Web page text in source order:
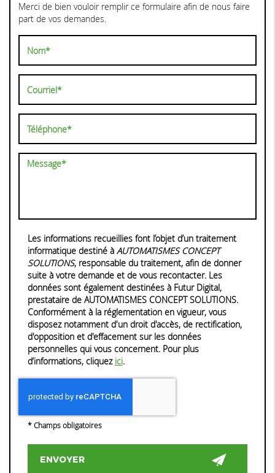
Merci de bien vouloir remplir ce formulaire afin de nous faire
part de vos demandes.
Les informations recueillies font l’objet d’un traitement
informatique destiné àAUTOMATISMES CONCEPT
SOLUTIONS, responsable du traitement, afin de donner
suite à votre demande et de vous recontacter. Les
données sont également destinées à Futur Digital,
prestataire de AUTOMATISMES CONCEPT SOLUTIONS.
Conformément à la réglementation en vigueur, vous
disposez notamment d'un droit d'accès, de rectification,
d'opposition et d'effacement sur les données
personnelles qui vous concernent. Pour plus
d’informations, cliquez ici.
*Champs obligatoires